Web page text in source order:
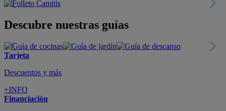
Descubre nuestras guías
Tarjeta
Descuentos y más
+INFO
Financiación